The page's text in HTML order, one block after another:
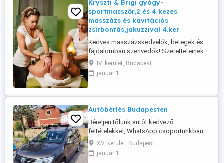
Kryszti & Brigi gyógy-
sportmasszőr,2 és 4 kezes
masszázs és kavitációs
zsírbontás,jakuzzival 4.ker
Kedves masszázskedvelők, betegek és
fájdalomban szenvedők! Szeretteteinek
vásárolhat ajándék szolgáltatáskártyát is!
Akciós ajánlatunk: -4 kezes masszázs -
Páros masszázs -Komplett masszázs -
Ajándék masszázskártyák -
Nyugdíjkedvezmények Mi kiemelt
képzésben ...
IV. kerület, Budapest
január 1
Autóbérlés Budapesten
Béreljen tőlünk autót kedvező
feltételekkel, WhatsApp csoportunkban
még több kedvezménnyel, már 7290 Ft
nap ártól akár hosszú távon is. További
információ üzenetben.
XV. kerület, Budapest
január 1